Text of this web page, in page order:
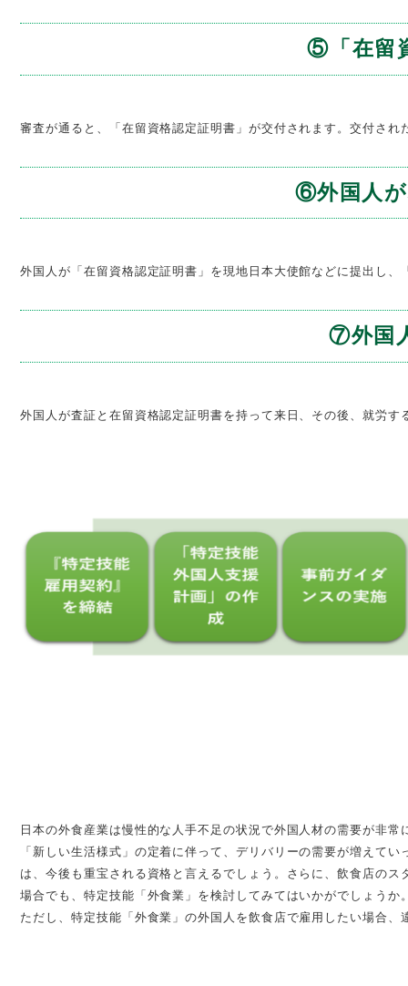
⑤「在留
審査が通ると、「在留資格認定証明書」が交付されます。交付さ
⑥外国人が
外国人が「在留資格認定証明書」を現地日本大使館などに提出し
⑦外国
外国人が査証と在留資格認定証明書を持って来日、その後、就労
日本の外食産業は慢性的な人手不足の状況で外国人材の需要が非
「新しい生活様式」の定着に伴って、デリバリーの需要が増えて
は、今後も重宝される資格と言えるでしょう。さらに、飲食店の
場合でも、特定技能「外食業」を検討してみてはいかがでしょうか
ただし、特定技能「外食業」の外国人を飲食店で雇用したい場合